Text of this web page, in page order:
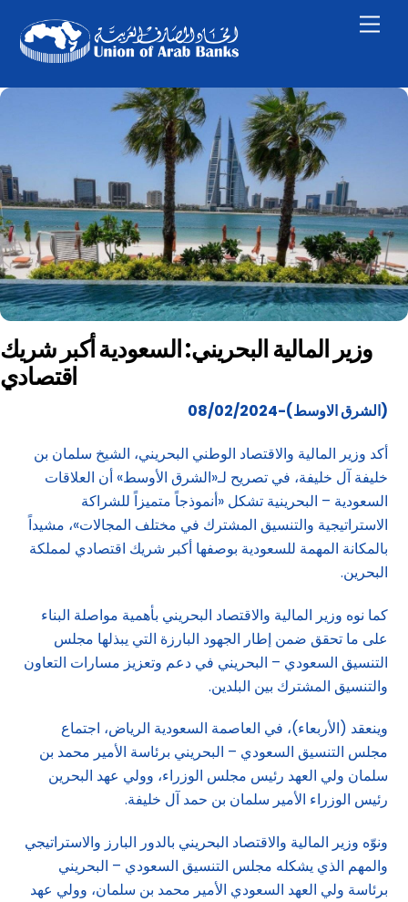
content
وزير المالية البحريني: السعودية أكبر شريك
اقتصادي
(الشرق الاوسط)-08/02/2024
أكد وزير المالية والاقتصاد الوطني البحريني، الشيخ سلمان بن
خليفة آل خليفة، في تصريح لـ«الشرق الأوسط» أن العلاقات
السعودية – البحرينية تشكل «أنموذجاً متميزاً للشراكة
الاستراتيجية والتنسيق المشترك في مختلف المجالات»، مشيداً
بالمكانة المهمة للسعودية بوصفها أكبر شريك اقتصادي لمملكة
البحرين.
كما نوه وزير المالية والاقتصاد البحريني بأهمية مواصلة البناء
على ما تحقق ضمن إطار الجهود البارزة التي يبذلها مجلس
التنسيق السعودي – البحريني في دعم وتعزيز مسارات التعاون
والتنسيق المشترك بين البلدين.
وينعقد (الأربعاء)، في العاصمة السعودية الرياض، اجتماع
مجلس التنسيق السعودي – البحريني برئاسة الأمير محمد بن
سلمان ولي العهد رئيس مجلس الوزراء، وولي عهد البحرين
رئيس الوزراء الأمير سلمان بن حمد آل خليفة.
ونوّه وزير المالية والاقتصاد البحريني بالدور البارز والاستراتيجي
والمهم الذي يشكله مجلس التنسيق السعودي – البحريني
برئاسة ولي العهد السعودي الأمير محمد بن سلمان، وولي عهد